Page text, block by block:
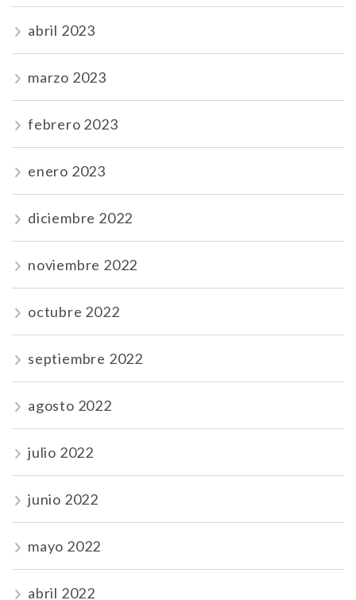
abril 2023
marzo 2023
febrero 2023
enero 2023
diciembre 2022
noviembre 2022
octubre 2022
septiembre 2022
agosto 2022
julio 2022
junio 2022
mayo 2022
abril 2022